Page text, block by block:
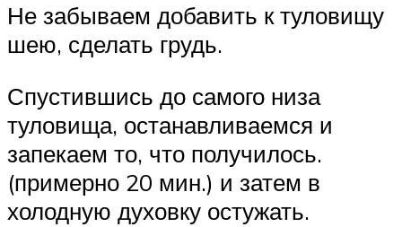
Не забываем добавить к туловищу
шею, сделать грудь.
Спустившись до самого низа
туловища, останавливаемся и
запекаем то, что получилось.
(примерно 20 мин.) и затем в
холодную духовку остужать.